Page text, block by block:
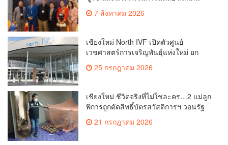
เอเชีย(คลิป)
7 สิงหาคม 2026
เชียงใหม่ North IVF เปิดตัวศูนย์
เวชศาสตร์การเจริญพันธุ์แห่งใหม่ ยก
บุตรยากของภูมิภาค(คลิป)
25 กรกฎาคม 2026
เชียงใหม่ ชีวิตจริงที่ไม่ใช่ละคร…2 แม่ลูก
พิการถูกตัดสิทธิ์บัตรสวัสดิการฯ วอนรัฐ
ทบทวนเกณฑ์ช่วยคนจน(คลิป)
21 กรกฎาคม 2026